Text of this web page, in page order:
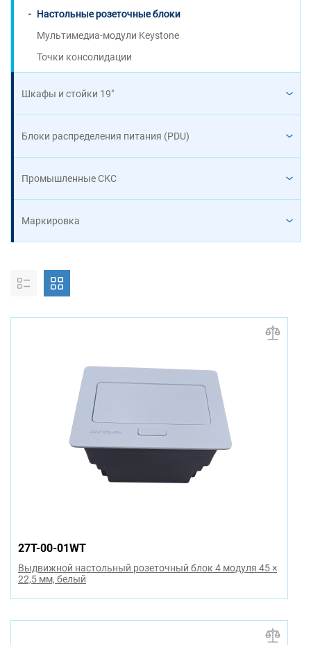
Настольные розеточные блоки
Мультимедиа-модули Keystone
Точки консолидации
Шкафы и стойки 19"
Блоки распределения питания (PDU)
Промышленные СКС
Маркировка
27T-00-01WT
Выдвижной настольный розеточный блок 4 модуля 45 ×
22,5 мм, белый